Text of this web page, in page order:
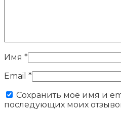
Имя *
Email *
Сохранить моё имя и
последующих моих